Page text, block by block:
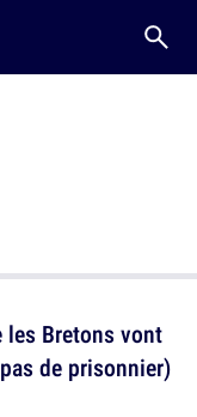
les Bretons vont
de prisonnier)